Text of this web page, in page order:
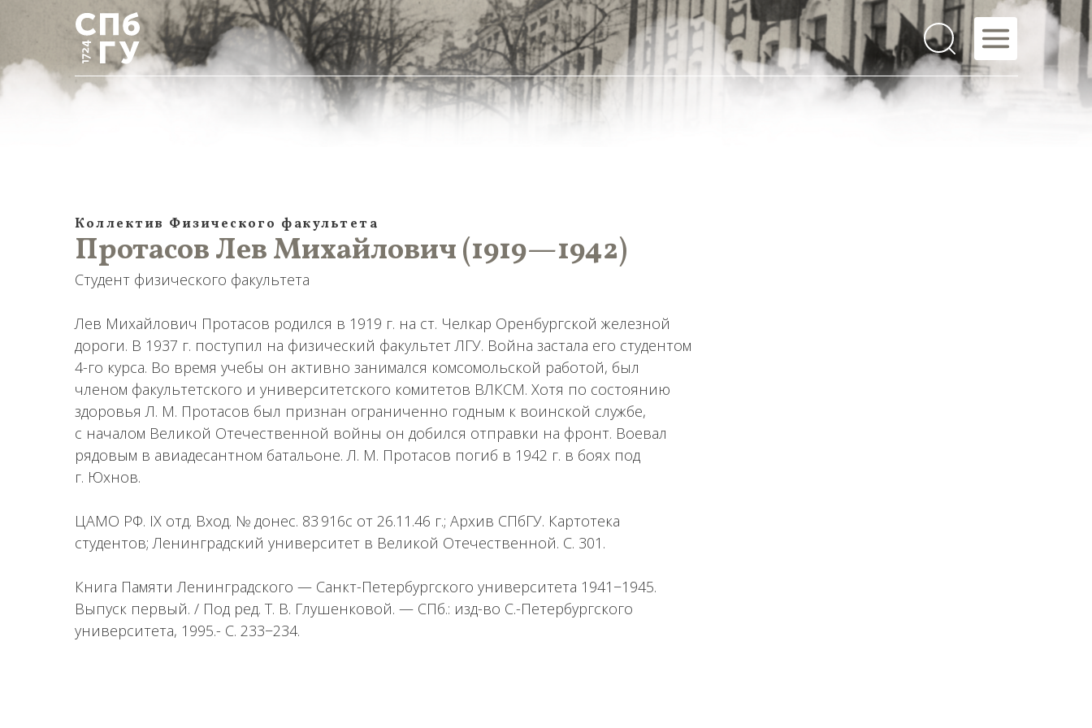
Коллектив Физического факультета
Протасов Лев Михайлович (1919—1942)
Студент физического факультета
Лев Михайлович Протасов родился в 1919 г. на ст. Челкар Оренбургской железной
дороги. В 1937 г. поступил на физический факультет ЛГУ. Война застала его студентом
4-го курса. Во время учебы он активно занимался комсомольской работой, был
членом факультетского и университетского комитетов ВЛКСМ. Хотя по состоянию
здоровья Л. М. Протасов был признан ограниченно годным к воинской службе,
с началом Великой Отечественной войны он добился отправки на фронт. Воевал
рядовым в авиадесантном батальоне. Л. М. Протасов погиб в 1942 г. в боях под
г. Юхнов.
ЦАМО РФ. IX отд. Вход. № донес. 83 916с от 26.11.46 г.; Архив СПбГУ. Картотека
студентов; Ленинградский университет в Великой Отечественной. С. 301.
Книга Памяти Ленинградского — Санкт-Петербургского университета 1941−1945.
Выпуск первый. / Под ред. Т. В. Глушенковой. — СПб.: изд-во С.-Петербургского
университета, 1995.- С. 233−234.